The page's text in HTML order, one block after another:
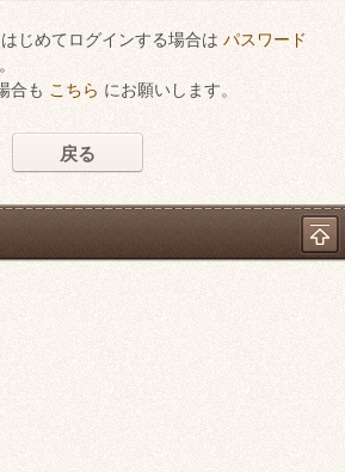
じめてログインする場合は パスワード
合も こちら にお願いします。
戻る